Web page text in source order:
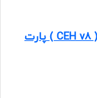
( CEH v8پارت